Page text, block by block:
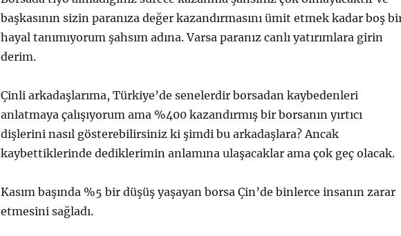
başkasının sizin paranıza değer kazandırmasını ümit etmek kadar boş
hayal tanımıyorum şahsım adına. Varsa paranız canlı yatırımlara girin
derim.
Çinli arkadaşlarıma, Türkiye’de senelerdir borsadan kaybedenleri
anlatmaya çalışıyorum ama %400 kazandırmış bir borsanın yırtıcı
dişlerini nasıl gösterebilirsiniz ki şimdi bu arkadaşlara? Ancak
kaybettiklerinde dediklerimin anlamına ulaşacaklar ama çok geç olacak.
Kasım başında %5 bir düşüş yaşayan borsa Çin’de binlerce insanın zarar
etmesini sağladı.